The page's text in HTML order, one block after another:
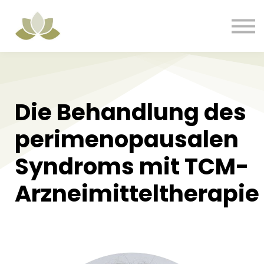
Login
Registrieren
Die Behandlung des
perimenopausalen
Syndroms mit TCM-
Arzneimitteltherapie